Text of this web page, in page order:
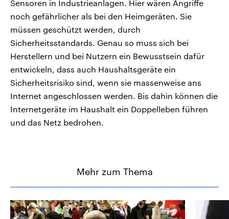
Sensoren in Industrieanlagen. Hier wären Angriffe
noch gefährlicher als bei den Heimgeräten. Sie
müssen geschützt werden, durch
Sicherheitsstandards. Genau so muss sich bei
Herstellern und bei Nutzern ein Bewusstsein dafür
entwickeln, dass auch Haushaltsgeräte ein
Sicherheitsrisiko sind, wenn sie massenweise ans
Internet angeschlossen werden. Bis dahin können die
Internetgeräte im Haushalt ein Doppelleben führen
und das Netz bedrohen.
Mehr zum Thema